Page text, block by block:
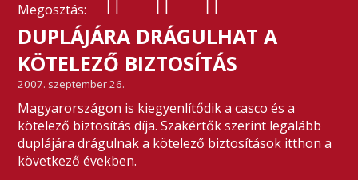
Megosztás:
DUPLÁJÁRA DRÁGULHAT A
KÖTELEZŐ BIZTOSÍTÁS
2007. szeptember 26.
Magyarországon is kiegyenlítődik a casco és a
kötelező biztosítás díja. Szakértők szerint legalább
duplájára drágulnak a kötelező biztosítások itthon a
következő években.